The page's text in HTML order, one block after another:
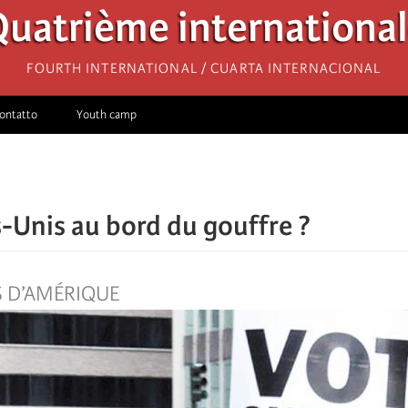
Fourth International / Cuarta Internacional
Youth camp
Unis au bord du gouffre ?